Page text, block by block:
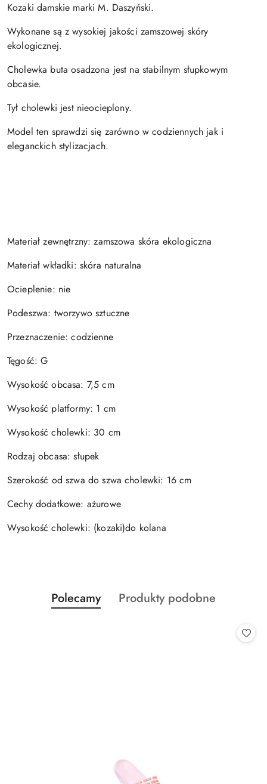
Kozaki damskie marki M. Daszyński.
Wykonane są z wysokiej jakości zamszowej skóry
ekologicznej.
Cholewka buta osadzona jest na stabilnym słupkowym
obcasie.
Tył cholewki jest nieocieplony.
Model ten sprawdzi się zarówno w codziennych jak i
eleganckich stylizacjach.
Materiał zewnętrzny: zamszowa skóra ekologiczna
Materiał wkładki: skóra naturalna
Ocieplenie: nie
Podeszwa: tworzywo sztuczne
Przeznaczenie: codzienne
Tęgość: G
Wysokość obcasa: 7,5 cm
Wysokość platformy: 1 cm
Wysokość cholewki: 30 cm
Rodzaj obcasa: słupek
Szerokość od szwa do szwa cholewki: 16 cm
Cechy dodatkowe: ażurowe
Wysokość cholewki: (kozaki)do kolana
Pomiń karuzelę produktów
Produkty
o
Polecamy
Produkty
Produkty podobne